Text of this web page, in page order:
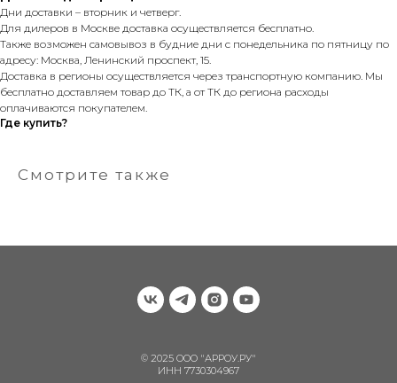
Дни доставки – вторник и четверг.
Для дилеров в Москве доставка осуществляется бесплатно.
Также возможен самовывоз в будние дни с понедельника по пятницу по
адресу: Москва, Ленинский проспект, 15.
Доставка в регионы осуществляется через транспортную компанию. Мы
бесплатно доставляем товар до ТК, а от ТК до региона расходы
оплачиваются покупателем.
Где купить?
Смотрите также
© 2025 ООО "АРРОУ.РУ"
ИНН 7730304967